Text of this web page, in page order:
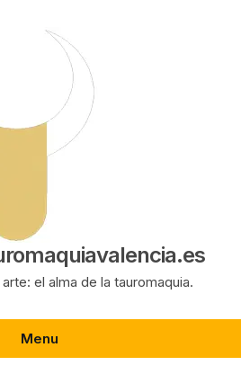
el alma de la tauromaquia.
Menu